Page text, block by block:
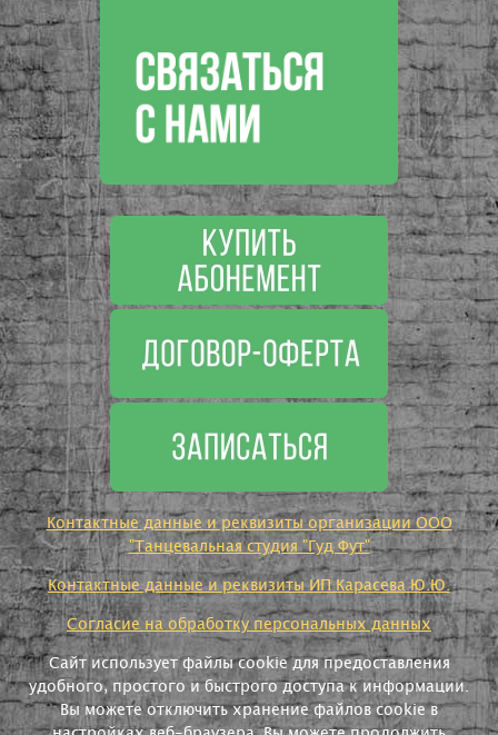
Контактные данные и реквизиты организации ООО
"Танцевальная студия "Гуд Фут"
Контактные данные и реквизиты ИП Карасева Ю.Ю.
Согласие на обработку персональных данных
Сайт использует файлы cookie для предоставления
удобного, простого и быстрого доступа к информации.
Вы можете отключить хранение файлов cookie в